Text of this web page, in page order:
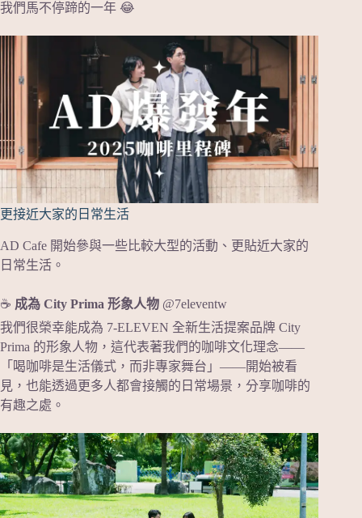
我們馬不停蹄的一年 😂
更接近大家的日常生活
AD Cafe 開始參與一些比較大型的活動、更貼近大家的
日常生活。
☕ 成為 City Prima 形象人物 @7eleventw
我們很榮幸能成為 7-ELEVEN 全新生活提案品牌 City
Prima 的形象人物，這代表著我們的咖啡文化理念——
「喝咖啡是生活儀式，而非專家舞台」——開始被看
見，也能透過更多人都會接觸的日常場景，分享咖啡的
有趣之處。